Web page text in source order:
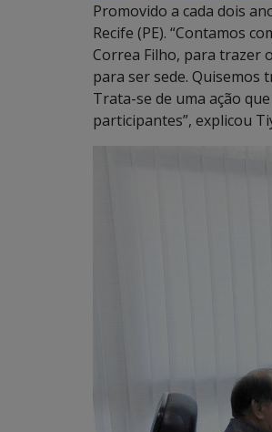
Promovido a cada dois
Recife (PE). “Contamos
Correa Filho, para trazer
para ser sede. Quisemos
Trata-se de uma ação
participantes”, explicou